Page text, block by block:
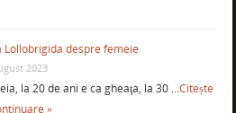
Lollobrigida despre femeie
2023
la 20 de ani e ca gheaţa, la 30 …Citește
»